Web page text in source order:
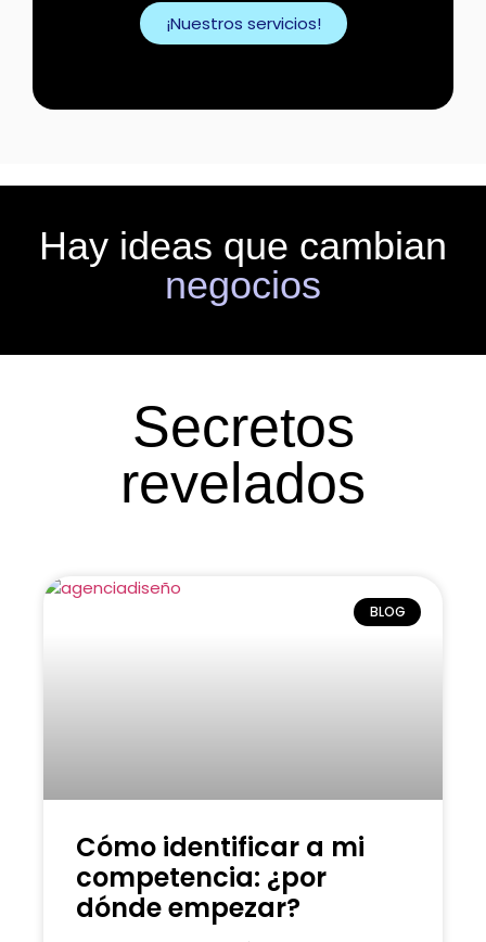
¡Nuestros servicios!
Hay ideas que cambian
negocios
Secretos
revelados
BLOG
Cómo identificar a mi
competencia: ¿por
dónde empezar?